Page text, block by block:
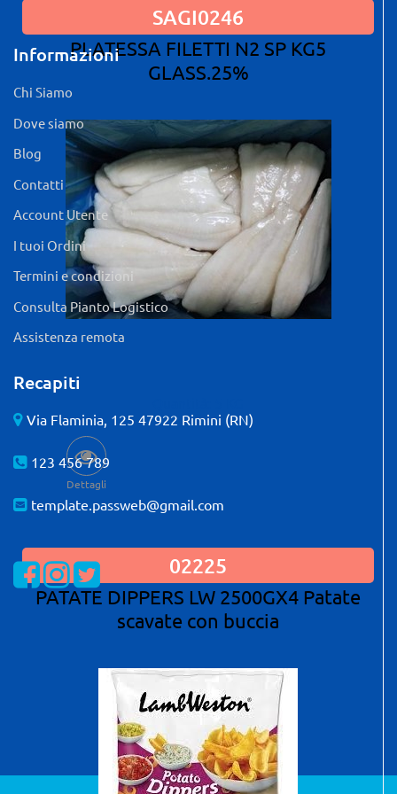
SAGI0246
PLATESSA FILETTI N2 SP KG5
GLASS.25%
Dettagli
02225
PATATE DIPPERS LW 2500GX4 Patate
scavate con buccia
Informazioni
Chi Siamo
Dove siamo
Blog
Contatti
Account Utente
I tuoi Ordini
Termini e condizioni
Consulta Pianto Logistico
Assistenza remota
Recapiti
Via Flaminia, 125 47922 Rimini (RN)
123 456 789
template.passweb@gmail.com
Visualizza la nostra pagina Facebook
Visualizza il nostro profilo Instagram
Visualizza il nostro profilo Twitter